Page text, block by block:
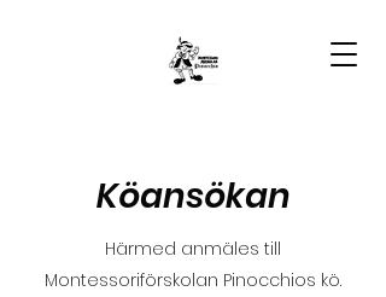
Köansökan
Härmed anmäles till
Montessoriförskolan Pinocchios kö.